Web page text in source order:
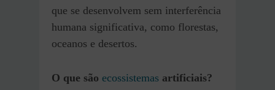
que se desenvolvem sem interferência
humana significativa, como florestas,
oceanos e desertos.
O que são ecossistemas artificiais?